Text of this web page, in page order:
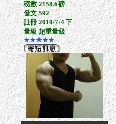
磅數 2158.6磅
發文 592
註冊 2010/7/4 下
量級 超重量級
★★★★★